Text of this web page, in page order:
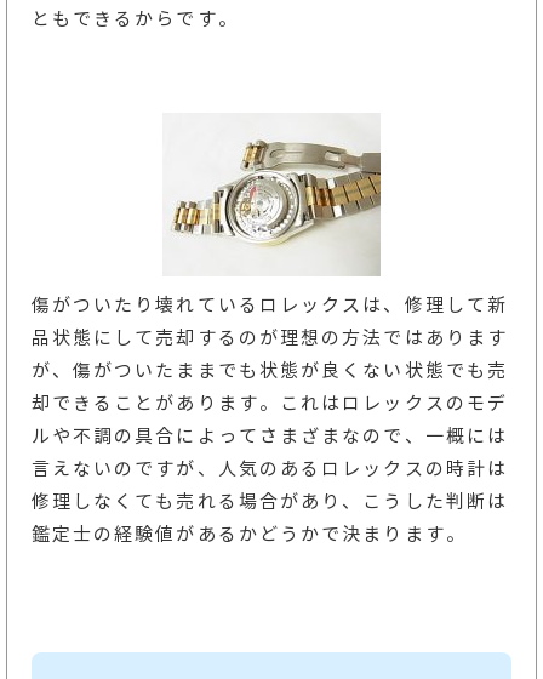
ともできるからです。
傷がついたり壊れているロレックスは、修理して新
品状態にして売却するのが理想の方法ではあります
が、傷がついたままでも状態が良くない状態でも売
却できることがあります。これはロレックスのモデ
ルや不調の具合によってさまざまなので、一概には
言えないのですが、人気のあるロレックスの時計は
修理しなくても売れる場合があり、こうした判断は
鑑定士の経験値があるかどうかで決まります。